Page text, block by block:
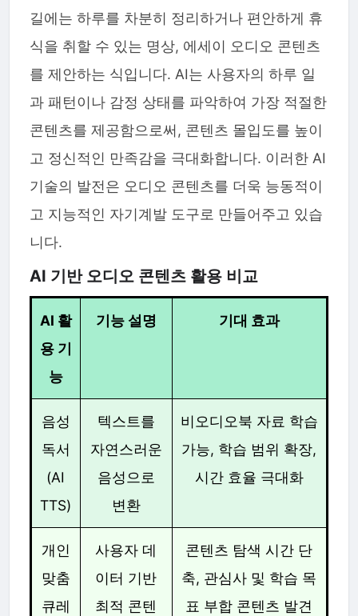
길에는 하루를 차분히 정리하거나 편안하게 휴
식을 취할 수 있는 명상, 에세이 오디오 콘텐츠
를 제안하는 식입니다. AI는 사용자의 하루 일
과 패턴이나 감정 상태를 파악하여 가장 적절한
콘텐츠를 제공함으로써, 콘텐츠 몰입도를 높이
고 정신적인 만족감을 극대화합니다. 이러한 AI
기술의 발전은 오디오 콘텐츠를 더욱 능동적이
고 지능적인 자기계발 도구로 만들어주고 있습
니다.
AI 기반 오디오 콘텐츠 활용 비교
AI 활
용 기
능
기능 설명 기대 효과
음성
독서
(AI
TTS)
텍스트를
자연스러운
음성으로
변환
비오디오북 자료 학습
가능, 학습 범위 확장,
시간 효율 극대화
개인
맞춤
큐레
사용자 데
이터 기반
최적 콘텐
콘텐츠 탐색 시간 단
축, 관심사 및 학습 목
표 부합 콘텐츠 발견